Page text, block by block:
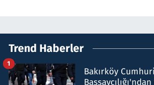
Trend Haberler
Bakırköy
1